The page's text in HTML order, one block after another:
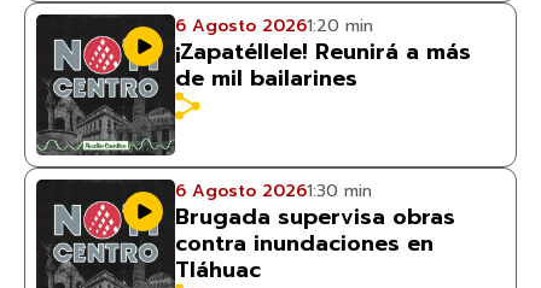
6 Agosto 20261:20 min
¡Zapatéllele! Reunirá a más
de mil bailarines
6 Agosto 20261:30 min
Brugada supervisa obras
contra inundaciones en
Tláhuac